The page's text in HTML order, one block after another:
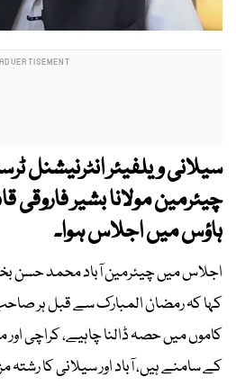
سیلانی ویلفیئر انٹرنیشنل
چیئرمین مولانا بشیر فاروقی
ہاؤس میں اجلاس ہوا۔
اجلاس میں چیئرمین آباد محمد حسن
کہا کہ رمضان المبارک سے قبل ہر
کاموں میں حصہ ڈالنا چاہیے، کراچی
کے سامنے ہیں، آباد اور سیلانی کا رشتہ